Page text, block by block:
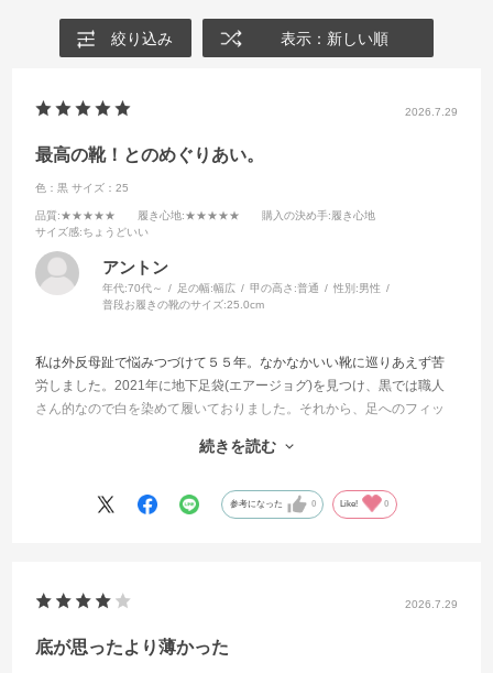
絞り込み 表示：新しい順
2026.7.29
最高の靴！とのめぐりあい。
色：黒 サイズ：25
品質:★★★★★ 履き心地:★★★★★ 購入の決め手:履き心地
サイズ感:ちょうどいい
アントン
年代:70代～ 足の幅:幅広 甲の高さ:普通 性別:男性
普段お履きの靴のサイズ:25.0cm
私は外反母趾で悩みつづけて５５年。なかなかいい靴に巡りあえず苦
労しました。2021年に地下足袋(エアージョグ)を見つけ、黒では職人
さん的なので白を染めて履いておりました。それから、足へのフィッ
東京ショールルームで JOGⅡを試着し思わず”これだ！”と直感しまし
と素晴らしいことか！まず、１．フィットした感じでも、どこも痛い
所が無い！もちろん、外反母趾部もです。２．地下足袋では底が薄い
れも一切なし。４．ベアーフットシューズも履いたこともありました
よりもお財布にも優しい。５．これは今後の課題ですが、エアージョ
続きを読む
参考になった 0 Like! 0
2026.7.29
底が思ったより薄かった